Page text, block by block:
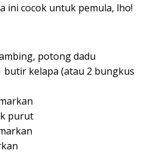
ini cocok untuk pemula, lho!
potong dadu
butir kelapa (atau 2 bungkus
purut